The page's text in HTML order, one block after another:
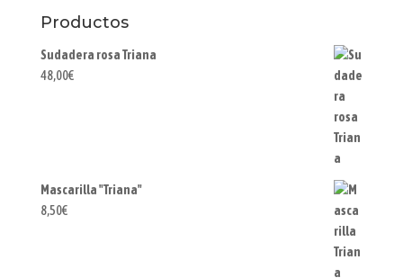
Productos
Sudadera rosa Triana
48,00€
Mascarilla "Triana"
8,50€